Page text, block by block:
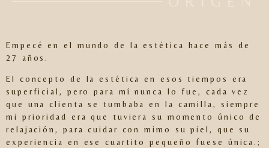
Empecé en el mundo de la estética hace más de
27 años.
El concepto de la estética en esos tiempos era
superficial, pero para mí nunca lo fue, cada vez
que una clienta se tumbaba en la camilla, siempre
mi prioridad era que tuviera su momento único de
relajación, para cuidar con mimo su piel, que su
experiencia en ese cuartito pequeño fuese única.;